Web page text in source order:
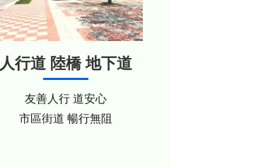
人行道 陸橋 地下道
友善人行 道安心
市區街道 暢行無阻